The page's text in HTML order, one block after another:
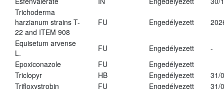
Trichoderma
harzianum strains T-
22 and ITEM 908
FU Engedélyezett
Equisetum arvense
L.
FU Engedélyezett
-
Epoxiconazole
FU
Engedélyezett
Triclopyr
HB Engedélyezett
31/
Trifloxystrobin
FU Engedélyezett
31/